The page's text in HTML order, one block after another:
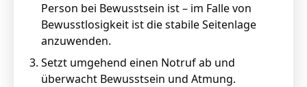
Person bei Bewusstsein ist – im Falle von
Bewusstlosigkeit ist die stabile Seitenlage
anzuwenden.
Setzt umgehend einen Notruf ab und
überwacht Bewusstsein und Atmung.